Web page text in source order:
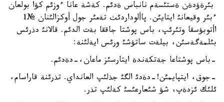
بئرةؤدةن ةستئسةم نانباس ةدئم. كةشة عانا ءوزئم كؤا بولعان
ءبئر وقيعانئ ايتايئن. پاألوداردئث تةمئر جول أوكزالئنان №1
اأتوبؤسقا وتئرئپ، باس پوشتا جاققا بةت الدئم. قالانئ دذرئس
بئلمةگةسئن، بيلةت ساتؤشئ ورئس ايةلئنة:
-باس پوشتاعا جةتكةندة ايتارسئز ماعان،-دةدئم.
-جوق، ايتپايمئن!-دةدئ الگئ جذلئپ العانداي. تذرئنة قاراسام،
ئلئك ئزدةپ، شؤ شئعارعئسئ كةلئپ تذر.